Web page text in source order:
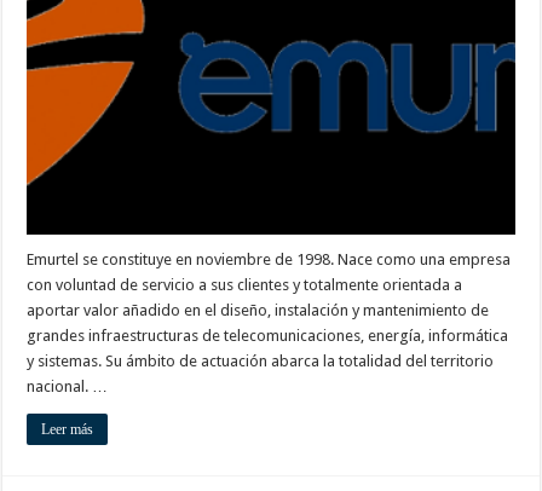
Emurtel se constituye en noviembre de 1998. Nace como una empresa
con voluntad de servicio a sus clientes y totalmente orientada a
aportar valor añadido en el diseño, instalación y mantenimiento de
grandes infraestructuras de telecomunicaciones, energía, informática
y sistemas. Su ámbito de actuación abarca la totalidad del territorio
nacional. …
Leer más